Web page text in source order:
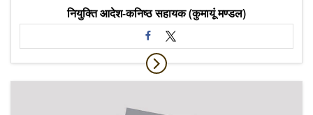
नियुक्ति आदेश-कनिष्ठ सहायक (कुमायूं मण्डल)